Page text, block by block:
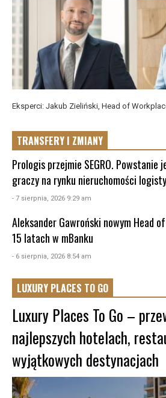
Eksperci: Jakub Zieliński, Head of
TRANSFERY I ZMIANY
Prologis przejmie SEGRO. Powstanie
graczy na rynku nieruchomości
- 7 sierpnia, 2026 9:29 am
Aleksander Gawroński nowym Head
15 latach w mBanku
- 6 sierpnia, 2026 8:54 am
LUXURY PLACES TO GO
Luxury Places To Go –
najlepszych hotelach,
wyjątkowych destynacjach